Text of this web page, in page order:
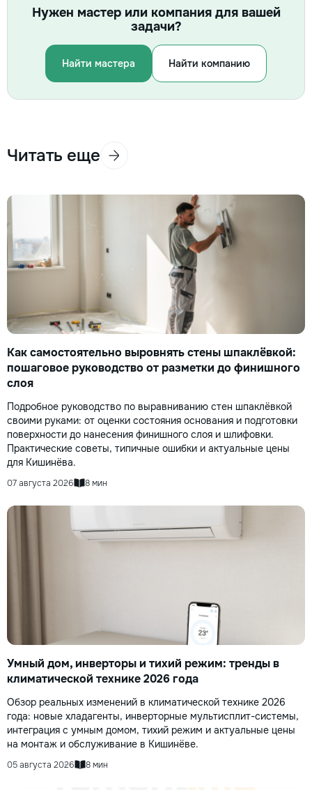
Нужен мастер или компания для вашей
задачи?
Найти мастера Найти компанию
Читать еще
Как самостоятельно выровнять стены шпаклёвкой:
пошаговое руководство от разметки до финишного
слоя
Подробное руководство по выравниванию стен шпаклёвкой
своими руками: от оценки состояния основания и подготовки
поверхности до нанесения финишного слоя и шлифовки.
Практические советы, типичные ошибки и актуальные цены
для Кишинёва.
07 августа 2026 8 мин
Умный дом, инверторы и тихий режим: тренды в
климатической технике 2026 года
Обзор реальных изменений в климатической технике 2026
года: новые хладагенты, инверторные мультисплит-системы,
интеграция с умным домом, тихий режим и актуальные цены
на монтаж и обслуживание в Кишинёве.
05 августа 2026 8 мин